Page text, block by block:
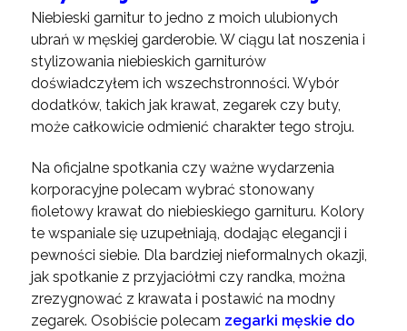
Niebieski garnitur to jedno z moich ulubionych
ubrań w męskiej garderobie. W ciągu lat noszenia i
stylizowania niebieskich garniturów
doświadczyłem ich wszechstronności. Wybór
dodatków, takich jak krawat, zegarek czy buty,
może całkowicie odmienić charakter tego stroju.
Na oficjalne spotkania czy ważne wydarzenia
korporacyjne polecam wybrać stonowany
fioletowy krawat do niebieskiego garnituru. Kolory
te wspaniale się uzupełniają, dodając elegancji i
pewności siebie. Dla bardziej nieformalnych okazji,
jak spotkanie z przyjaciółmi czy randka, można
zrezygnować z krawata i postawić na modny
zegarek. Osobiście polecam zegarki męskie do